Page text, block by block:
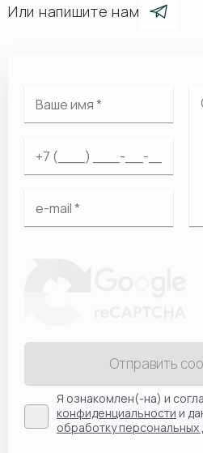
Или напишите нам
Отправить
Я ознакомлен(-на) и
конфиденциальности и
обработку персональных